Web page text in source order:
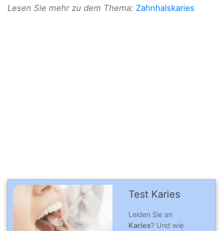
Lesen Sie mehr zu dem Thema: Zahnhalskaries
Test Karies
Leiden Sie an
Karies? Und wie